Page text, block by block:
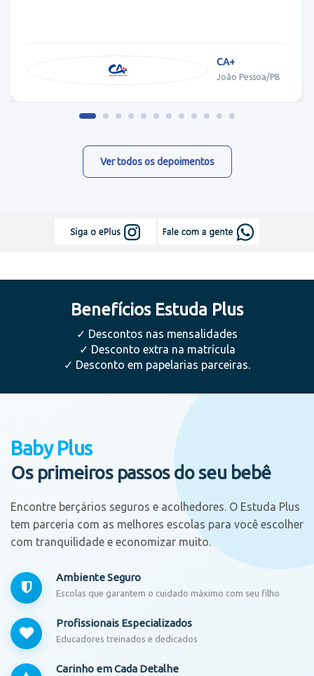
CA+
João Pessoa/PB
Ver todos os depoimentos
Benefícios Estuda Plus
✓ Descontos nas mensalidades
✓ Desconto extra na matrícula
✓ Desconto em papelarias parceiras.
Baby Plus
Os primeiros passos do seu bebê
Encontre berçários seguros e acolhedores. O Estuda Plus
tem parceria com as melhores escolas para você escolher
com tranquilidade e economizar muito.
Ambiente Seguro
Escolas que garantem o cuidado máximo com seu filho
Profissionais Especializados
Educadores treinados e dedicados
Carinho em Cada Detalhe